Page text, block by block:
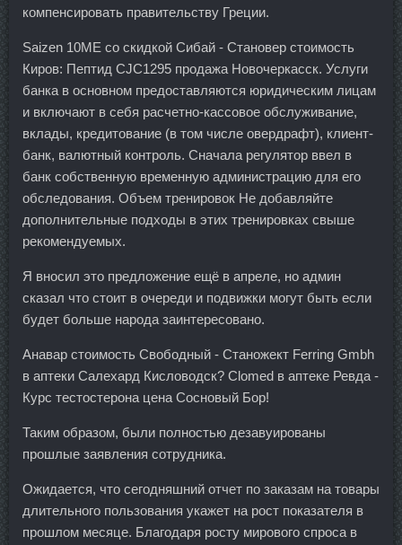
компенсировать правительству Греции.
Saizen 10ME со скидкой Сибай - Становер стоимость
Киров: Пептид CJC1295 продажа Новочеркасск. Услуги
банка в основном предоставляются юридическим лицам
и включают в себя расчетно-кассовое обслуживание,
вклады, кредитование (в том числе овердрафт), клиент-
банк, валютный контроль. Сначала регулятор ввел в
банк собственную временную администрацию для его
обследования. Объем тренировок Не добавляйте
дополнительные подходы в этих тренировках свыше
рекомендуемых.
Я вносил это предложение ещё в апреле, но админ
сказал что стоит в очереди и подвижки могут быть если
будет больше народа заинтересовано.
Анавар стоимость Свободный - Станожект Ferring Gmbh
в аптеки Салехард Кисловодск? Clomed в аптеке Ревда -
Курс тестостерона цена Сосновый Бор!
Таким образом, были полностью дезавуированы
прошлые заявления сотрудника.
Ожидается, что сегодняшний отчет по заказам на товары
длительного пользования укажет на рост показателя в
прошлом месяце. Благодаря росту мирового спроса в